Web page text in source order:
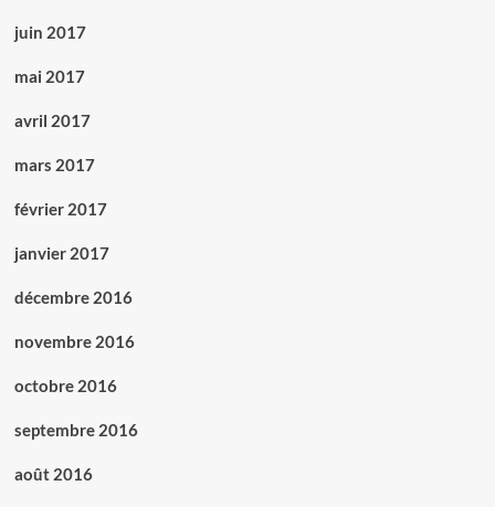
juin 2017
mai 2017
avril 2017
mars 2017
février 2017
janvier 2017
décembre 2016
novembre 2016
octobre 2016
septembre 2016
août 2016